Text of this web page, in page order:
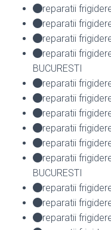
reparatii
reparatii
reparatii
reparatii
BUCURESTI
reparatii
reparatii
reparatii
reparatii
reparatii
reparatii
BUCURESTI
reparatii
reparatii
reparatii